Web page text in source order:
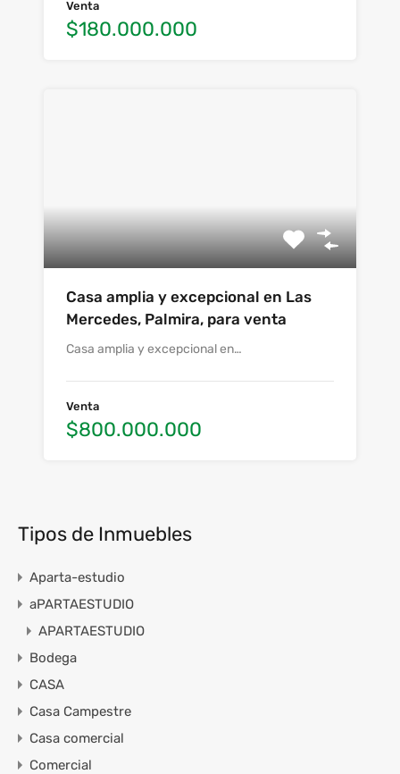
Venta
$180.000.000
Casa amplia y excepcional en Las
Mercedes, Palmira, para venta
Casa amplia y excepcional en…
Venta
$800.000.000
Tipos de Inmuebles
Aparta-estudio
aPARTAESTUDIO
APARTAESTUDIO
Bodega
CASA
Casa Campestre
Casa comercial
Comercial